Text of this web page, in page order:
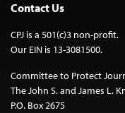
Contact Us
CPJ is a 501(c)3 non-profit.
Our EIN is 13-3081500.
Committee to Protect
The John S. and James L.
P.O. Box 2675